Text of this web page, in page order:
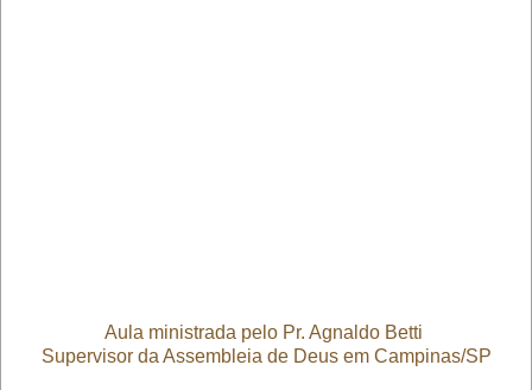
Aula ministrada pelo Pr. Agnaldo Betti
Supervisor da Assembleia de Deus em Campinas/SP